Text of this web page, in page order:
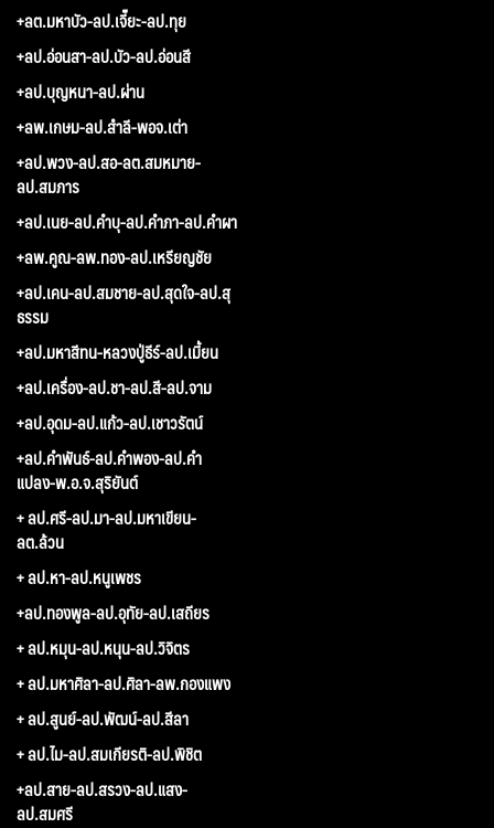
+ลต.มหาบัว-ลป.เจี๊ยะ-ลป.ทุย
+ลป.อ่อนสา-ลป.บัว-ลป.อ่อนสี
+ลป.บุญหนา-ลป.ผ่าน
+ลพ.เกษม-ลป.สำลี-พอจ.เต่า
+ลป.พวง-ลป.สอ-ลต.สมหมาย-
ลป.สมภาร
+ลป.เนย-ลป.คำบุ-ลป.คำภา-ลป.คำผา
+ลพ.คูณ-ลพ.ทอง-ลป.เหรียญชัย
+ลป.เคน-ลป.สมชาย-ลป.สุดใจ-ลป.สุ
ธรรม
+ลป.มหาสีทน-หลวงปู่ธีร์-ลป.เมี้ยน
+ลป.เครื่อง-ลป.ชา-ลป.สี-ลป.จาม
+ลป.อุดม-ลป.แก้ว-ลป.เชาวรัตน์
+ลป.คำพันธ์-ลป.คำพอง-ลป.คำ
แปลง-พ.อ.จ.สุริยันต์
+ ลป.ศรี-ลป.มา-ลป.มหาเขียน-
ลต.ล้วน
+ ลป.หา-ลป.หนูเพชร
+ลป.ทองพูล-ลป.อุทัย-ลป.เสถียร
+ ลป.หมุน-ลป.หนุน-ลป.วิจิตร
+ ลป.มหาศิลา-ลป.ศิลา-ลพ.กองแพง
+ ลป.สูนย์-ลป.พัฒน์-ลป.สีลา
+ ลป.ไม-ลป.สมเกียรติ-ลป.พิชิต
+ลป.สาย-ลป.สรวง-ลป.แสง-
ลป.สมศรี